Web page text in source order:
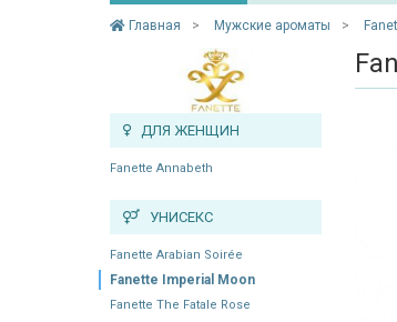
Главная Мужские ароматы
ДЛЯ ЖЕНЩИН
Fanette Annabeth
УНИСЕКС
Fanette Arabian Soirée
Fanette Imperial Moon
Fanette The Fatale Rose